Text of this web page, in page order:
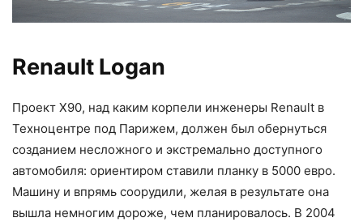
Renault Logan
Проект Х90, над каким корпели инженеры Renault в
Техноцентре под Парижем, должен был обернуться
созданием несложного и экстремально доступного
автомобиля: ориентиром ставили планку в 5000 евро.
Машину и впрямь соорудили, желая в результате она
вышла немногим дороже, чем планировалось. В 2004